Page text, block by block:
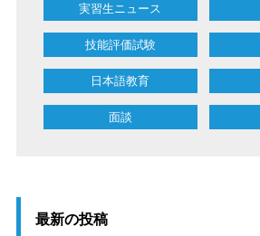
実習生ニュース
技能評価試験
日本語教育
面談
最新の投稿